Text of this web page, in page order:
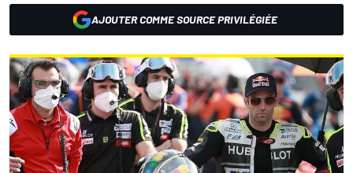
AJOUTER COMME SOURCE PRIVILÉGIÉE